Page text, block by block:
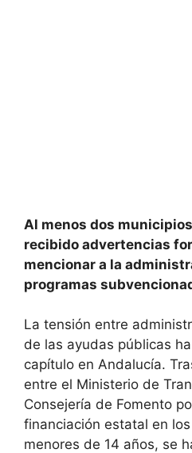
Al menos dos
recibido advertencias
mencionar a la
programas
La tensión entre
de las ayudas públicas
capítulo en Andalucía.
entre el Ministerio de
Consejería de Fomento
financiación estatal en
menores de 14 años, se